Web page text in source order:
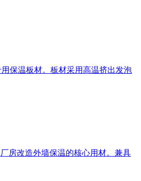
保温板材。板材采用高温挤出发泡
房改造外墙保温的核心用材。兼具